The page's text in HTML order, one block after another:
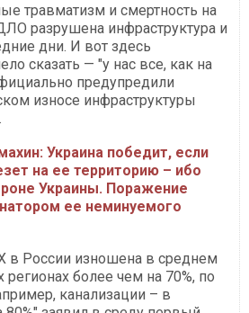
травматизм и смертность на
разрушена инфраструктура и
дни. И вот здесь
сказать — "у нас все, как на
предупредили
износе инфраструктуры
Украина победит, если
на ее территорию – ибо
Украины. Поражение
ее неминуемого
в России изношена в среднем
регионах более чем на 70%, по
канализации – в